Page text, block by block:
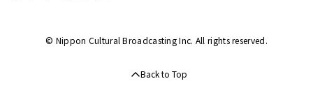
© Nippon Cultural Broadcasting Inc. All rights reserved.
Back to Top